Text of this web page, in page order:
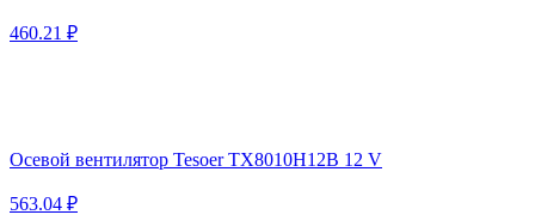
460.21 ₽
Осевой вентилятор Tesoer TX8010H12B 12 V
563.04 ₽